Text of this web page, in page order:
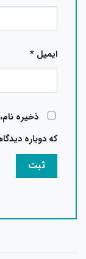
ایمیل *
ذخیره
که دوباره